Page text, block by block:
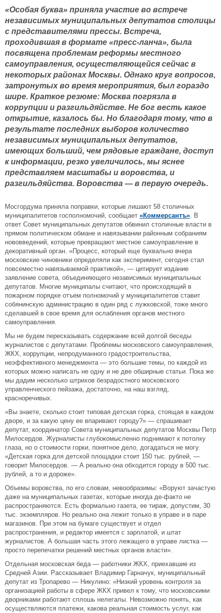
«Особая буква» приняла участие во встрече
независимых муниципальных депутатов столицы
с представителями прессы. Встреча,
проходившая в формате «пресс-ланча», была
посвящена проблемам реформы местного
самоуправления, осуществляющейся сейчас в
некоторых районах Москвы. Однако круг вопросов,
затронутых во время мероприятия, был гораздо
шире. Краткое резюме: Москва погрязла в
коррупции и разгильдяйстве. Не бог весть какое
открытие, казалось бы. Но благодаря тому, что в
результате последних выборов количество
независимых муниципальных депутатов,
имеющих больший, чем рядовые граждане, доступ
к информации, резко увеличилось, мы яснее
представляем масштабы и воровства, и
разгильдяйства. Воровства — в первую очередь.
Мосгордума приняла поправки, которые лишают 58 столичных
муниципалитетов госполномочий, сообщает «Коммерсантъ». В
ответ Совет муниципальных депутатов обвинил столичные власти в
прямом политическом обмане и навязывании районным собраниям
нововведений, которые превращают местное самоуправление в
декоративный орган. «Процесс, который еще буквально вчера
московские чиновники определяли как эксперимент, сегодня стал
повсеместно навязываемой практикой», — цитирует издание
заявление совета, объединяющего независимых муниципальных
депутатов. Многие муниципалы считают, что происходящий в
пожарном порядке отъем полномочий у муниципалитетов ставит
собянинскую администрацию в один ряд с лужковской, тоже много
сделавшей в свое время для ослабления органов местного
самоуправления.
Мы не будем пересказывать содержание всей долгой беседы
журналистов с депутатами. Проблемы московского самоуправления,
ЖКХ, коррупции, непродуманного градостроительства,
неэффективного менеджмента — это большие темы, по каждой из
которых можно написать не одну и не две обширные статьи. Пока же
мы дадим несколько штрихов безрадостного московского
управленческого пейзажа, достаточно, на наш взгляд,
красноречивых.
«Вы знаете, сколько стоит типовая детская горка, стоящая в каждом
дворе, и за какую цену ее впаривают городу?» — спрашивает
депутат, координатор Совета муниципальных депутатов Москвы Петр
Милосердов. Журналисты глубокомысленно поднимают к потолку
глаза, но о стоимости горки, понятное дело, догадаться не могу.
«Детская горка для детской площадки стоит 150 тыс. рублей, —
говорит Милосердов. — А реально она обходится городу в 500 тыс.
рублей, а то и дороже».
Объемы воровства, по его словам, невообразимы: «Воруют зачастую
даже на муниципальных газетах, которые иногда де-факто не
распространяются. Есть формально газета, ее тираж, допустим, 30
тыс. экземпляров. Но реально она лежит только в управе и в паре
магазинов. При этом на бумаге существует и отдел
распространения, и редактор имеется с зарплатой, и штат
журналистов. А большая часть этого лежащего в управе листка —
просто перепечатки решений местных органов власти».
Отдельная московская беда — работники ЖКХ, приехавшие из
Средней Азии. Рассказывает Владимир Гарначук, муниципальный
депутат из Тропарево — Никулино: «Низкий уровень контроля за
организацией работы в сфере ЖКХ привел к тому, что московскими
дворниками работают сплошь нелегалы. Невозможно понять, как
осуществляются платежи, какова реальная стоимость услуг, как